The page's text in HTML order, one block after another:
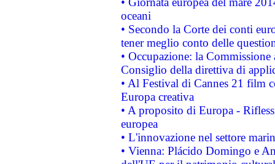
oceani
• Secondo la Corte dei conti
tener meglio conto delle
• Occupazione: la
Consiglio della direttiva di
• Al Festival di Cannes 21 film
Europa creativa
• A proposito di Europa -
europea
• L'innovazione nel settore
• Vienna: Plácido Domingo e